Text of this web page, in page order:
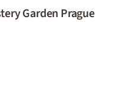
Garden Prague